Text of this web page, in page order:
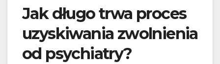
Jak długo trwa proces
uzyskiwania zwolnienia
od psychiatry?